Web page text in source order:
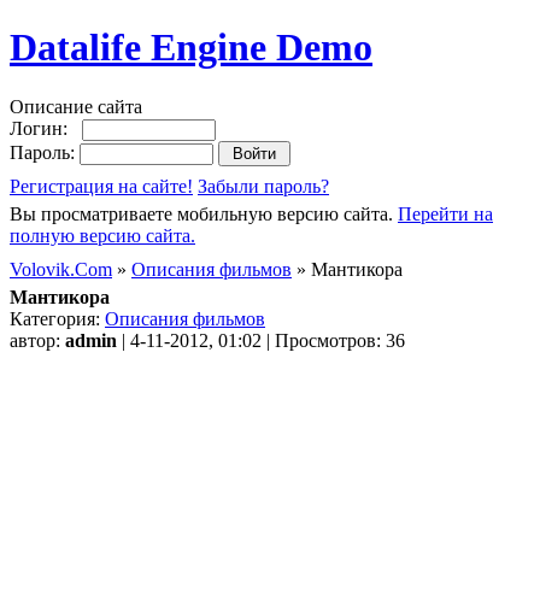
Datalife Engine Demo
Описание сайта
Логин:
Пароль:
Регистрация на сайте! Забыли пароль?
Вы просматриваете мобильную версию сайта. Перейти на
полную версию сайта.
Volovik.Com » Описания фильмов » Мантикора
Мантикора
Категория: Описания фильмов
автор: admin | 4-11-2012, 01:02 | Просмотров: 36